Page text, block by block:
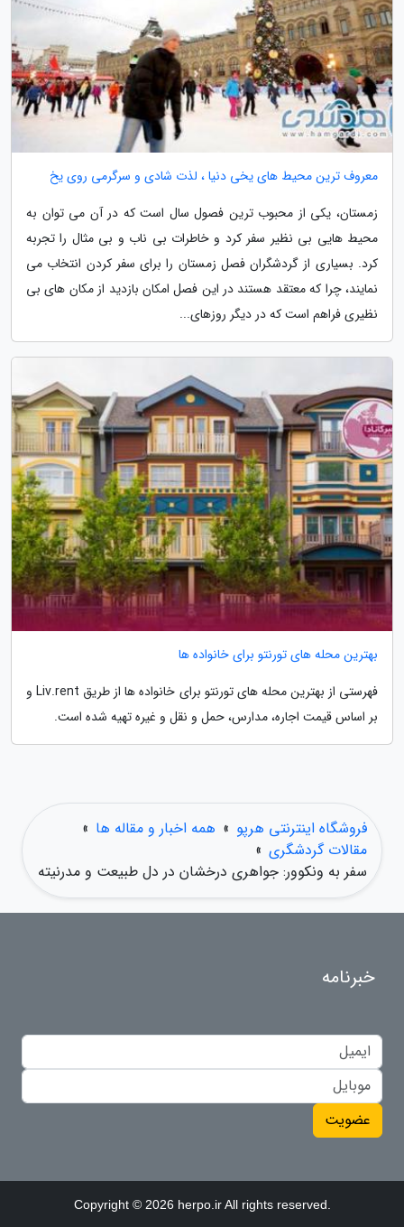
معروف ترین محیط های یخی دنیا ، لذت شادی و سرگرمی روی یخ
زمستان، یکی از محبوب ترین فصول سال است که در آن می توان به
محیط هایی بی نظیر سفر کرد و خاطرات بی ناب و بی مثال را تجربه
کرد. بسیاری از گردشگران فصل زمستان را برای سفر کردن انتخاب می
نمایند، چرا که معتقد هستند در این فصل امکان بازدید از مکان های بی
نظیری فراهم است که در دیگر روزهای...
بهترین محله های تورنتو برای خانواده ها
فهرستی از بهترین محله های تورنتو برای خانواده ها از طریق Liv.rent و
بر اساس قیمت اجاره، مدارس، حمل و نقل و غیره تهیه شده است.
فروشگاه اینترنتی هرپو » همه اخبار و مقاله ها »
مقالات گردشگری »
سفر به ونکوور: جواهری درخشان در دل طبیعت و مدرنیته
خبرنامه
عضویت
Copyright © 2026 herpo.ir All rights reserved.